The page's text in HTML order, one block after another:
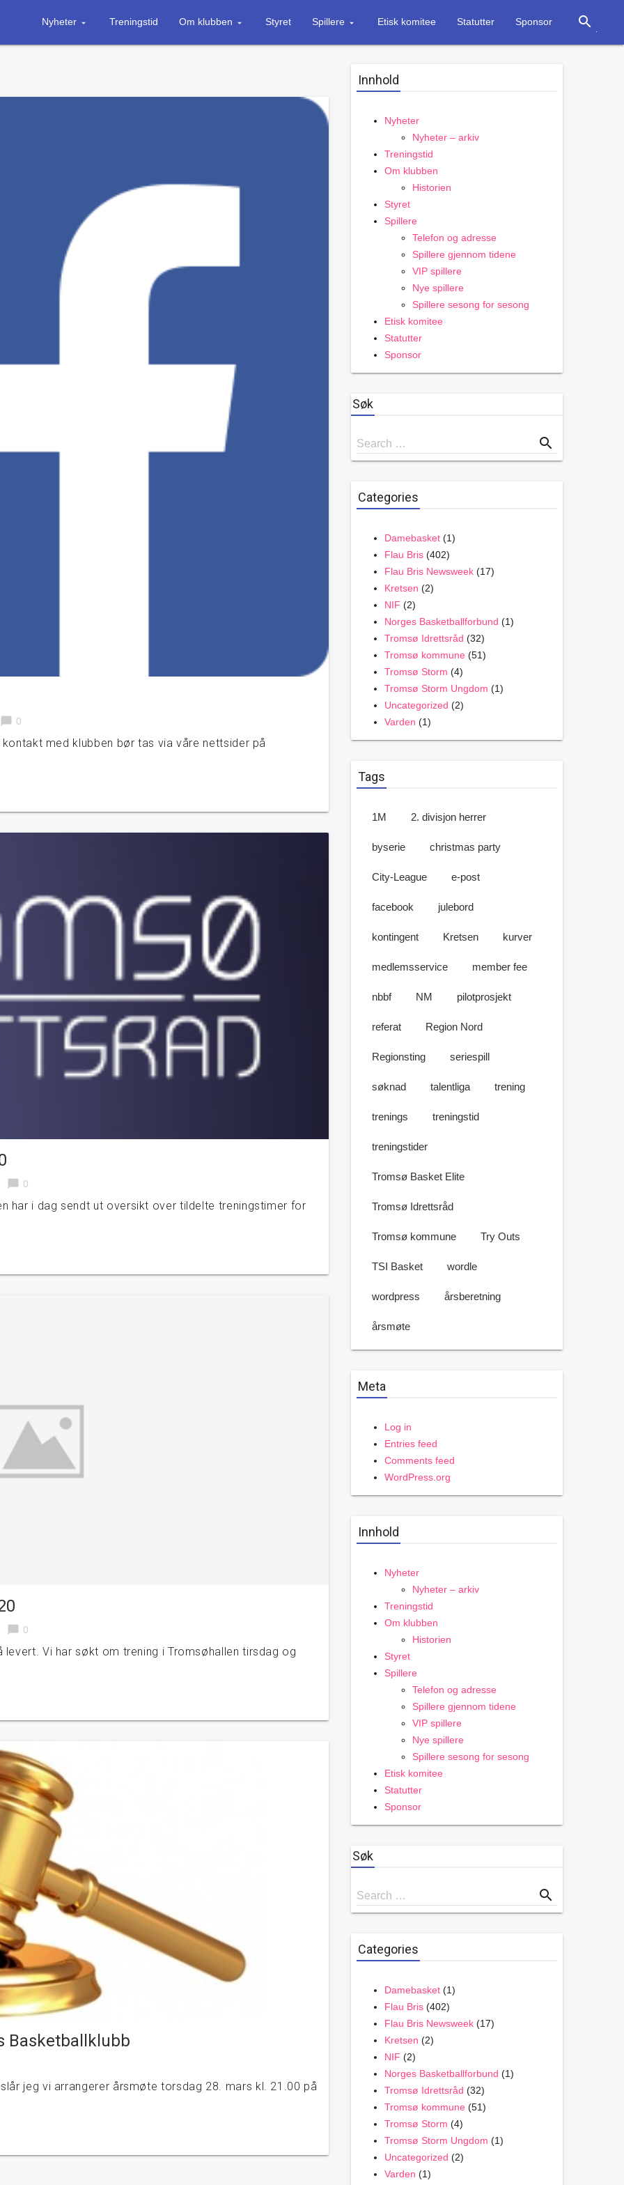
Nyheter Treningstid Om klubben Styret Spillere Etisk komitee Statutter Sponsor search
chat_bubble 0
med klubben bør tas via våre nettsider på
chat_bubble 0
har i dag sendt ut oversikt over tildelte treningstimer for
chat_bubble 0
Vi har søkt om trening i Tromsøhallen tirsdag og
Basketballklubb
jeg vi arrangerer årsmøte torsdag 28. mars kl. 21.00 på
Innhold
Nyheter
Nyheter – arkiv
Treningstid
Om klubben
Historien
Styret
Spillere
Telefon og adresse
Spillere gjennom tidene
VIP spillere
Nye spillere
Spillere sesong for sesong
Etisk komitee
Statutter
Sponsor
Søk
Search
for
Search … search
Categories
Damebasket (1)
Flau Bris (402)
Flau Bris Newsweek (17)
Kretsen (2)
NIF (2)
Norges Basketballforbund (1)
Tromsø Idrettsråd (32)
Tromsø kommune (51)
Tromsø Storm (4)
Tromsø Storm Ungdom (1)
Uncategorized (2)
Varden (1)
Tags
1M 2. divisjon herrer
byserie christmas party
City-League e-post
facebook julebord
kontingent Kretsen kurver
medlemsservice member fee
nbbf NM pilotprosjekt
referat Region Nord
Regionsting seriespill
søknad talentliga trening
trenings treningstid
treningstider
Tromsø Basket Elite
Tromsø Idrettsråd
Tromsø kommune Try Outs
TSI Basket wordle
wordpress årsberetning
årsmøte
Meta
Log in
Entries feed
Comments feed
WordPress.org
Innhold
Nyheter
Nyheter – arkiv
Treningstid
Om klubben
Historien
Styret
Spillere
Telefon og adresse
Spillere gjennom tidene
VIP spillere
Nye spillere
Spillere sesong for sesong
Etisk komitee
Statutter
Sponsor
Søk
Search
for
Search … search
Categories
Damebasket (1)
Flau Bris (402)
Flau Bris Newsweek (17)
Kretsen (2)
NIF (2)
Norges Basketballforbund (1)
Tromsø Idrettsråd (32)
Tromsø kommune (51)
Tromsø Storm (4)
Tromsø Storm Ungdom (1)
Uncategorized (2)
Varden (1)